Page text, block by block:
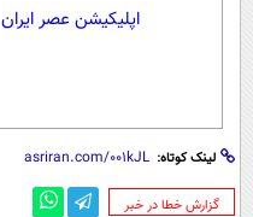
اپلیکیشن عصر ایران
لینک کوتاه:
‌گزارش خطا در خبر